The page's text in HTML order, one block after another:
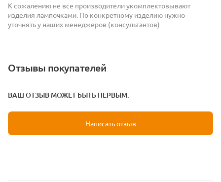
К сожалению не все производители укомплектовывают
изделия лампочками. По конкретному изделию нужно
уточнять у наших менеджеров (консультантов)
Отзывы покупателей
ВАШ ОТЗЫВ МОЖЕТ БЫТЬ ПЕРВЫМ.
Написать отзыв